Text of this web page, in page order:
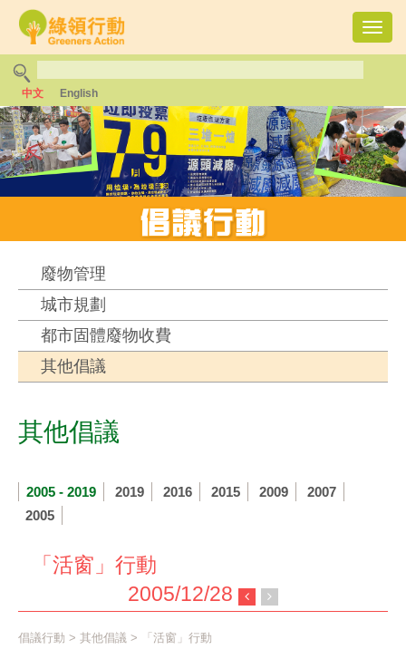
中文 English
廢物管理
城市規劃
都市固體廢物收費
其他倡議
其他倡議
2005 - 2019 2019 2016 2015 2009
2007
2005
「活窗」行動
2005/12/28
倡議行動 > 其他倡議 > 「活窗」行動